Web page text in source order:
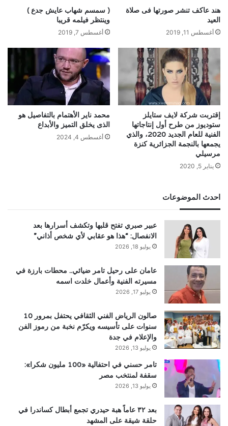
هند عاكف تنشر صورتها فى صلاة
العيد
أغسطس 11, 2019
( سمسم شهاب عايش جدع )
وينتظر فيلمه قريبا
أغسطس 7, 2019
إقتربت شركة لايف ستايلز
ستوديوز من طرح أول إنتاجاتها
الفنية للعام الجديد 2020، والذي
يجمعها بالنجمة الجزائرية كنزة
مرسيلي
يناير 5, 2020
محمد ناير الأهتمام بالتفاصيل هو
الذى يخلق التميز والأبداع
أغسطس 4, 2024
احدث الموضوعات
عبير صبري تفتح قلبها وتكشف أسرارها بعد
الانفصال: “هذا هو عقابي لأي شخص أذاني”
يوليو 18, 2026
عامان على رحيل تامر ضيائي.. محطات بارزة في
مسيرته الفنية وأعمال خلدت اسمه
يوليو 17, 2026
صالون الرياض الفني الثقافي يحتفل بمرور 10
سنوات على تأسيسه ويكرّم نخبة من رموز الفن
والإعلام في جدة
يوليو 13, 2026
تامر حسني في احتفالية «100 مليون شكرا»:
سقفة لمنتخب مصر
يوليو 13, 2026
بعد ٣٢ عاماً هبة حيدري تجمع أبطال كساندرا في
حلقة شيقة على المشهد